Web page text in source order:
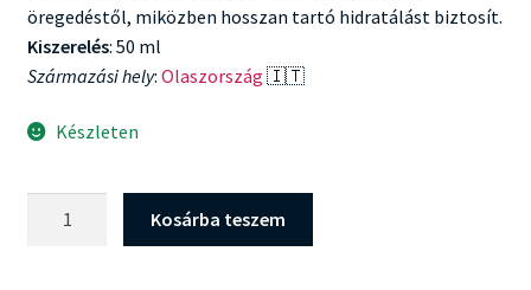
öregedéstől, miközben hosszan tartó hidratálást biztosít.
Kiszerelés: 50 ml
Származási hely: Olaszország 🇮🇹
Készleten
Kosárba teszem